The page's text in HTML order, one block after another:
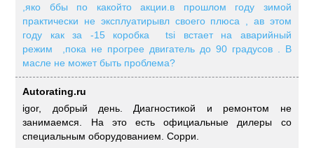
,яко ббы по какойто акции.в прошлом году зимой
практически не эксплуатирывл своего плюса , ав этом
году как за -15 коробка tsi встает на аварийный
режим ,пока не прогрее двигатель до 90 градусов . В
масле не может быть проблема?
Autorating.ru
igor, добрый день. Диагностикой и ремонтом не
занимаемся. На это есть официальные дилеры со
специальным оборудованием. Сорри.